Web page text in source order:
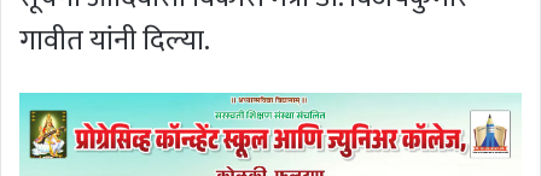
गावीत यांनी दिल्या.